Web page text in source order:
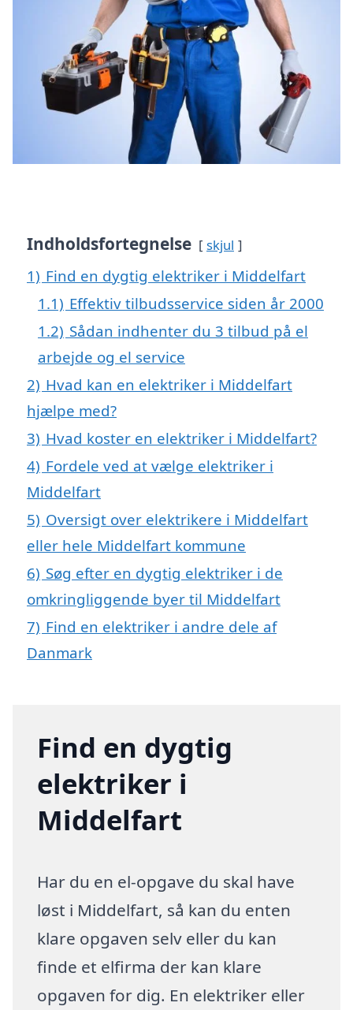
Indholdsfortegnelse skjul
1) Find en dygtig elektriker i Middelfart
1.1) Effektiv tilbudsservice siden år 2000
1.2) Sådan indhenter du 3 tilbud på el
arbejde og el service
2) Hvad kan en elektriker i Middelfart
hjælpe med?
3) Hvad koster en elektriker i Middelfart?
4) Fordele ved at vælge elektriker i
Middelfart
5) Oversigt over elektrikere i Middelfart
eller hele Middelfart kommune
6) Søg efter en dygtig elektriker i de
omkringliggende byer til Middelfart
7) Find en elektriker i andre dele af
Danmark
Find en dygtig
elektriker i
Middelfart
Har du en el-opgave du skal have
løst i Middelfart, så kan du enten
klare opgaven selv eller du kan
finde et elfirma der kan klare
opgaven for dig. En elektriker eller